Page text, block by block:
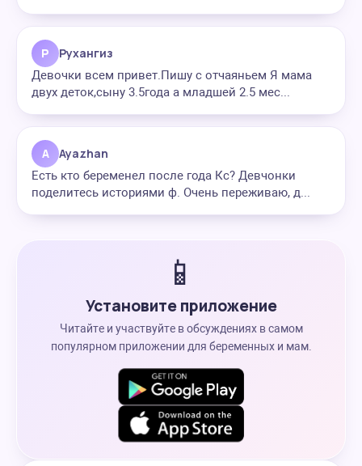
Р Рухангиз
Девочки всем привет.Пишу с отчаяньем Я мама
двух деток,сыну 3.5года а младшей 2.5 мес...
A Ayazhan
Есть кто беременел после года Кс? Девчонки
поделитесь историями ф. Очень переживаю, д...
📱
Установите приложение
Читайте и участвуйте в обсуждениях в самом
популярном приложении для беременных и мам.